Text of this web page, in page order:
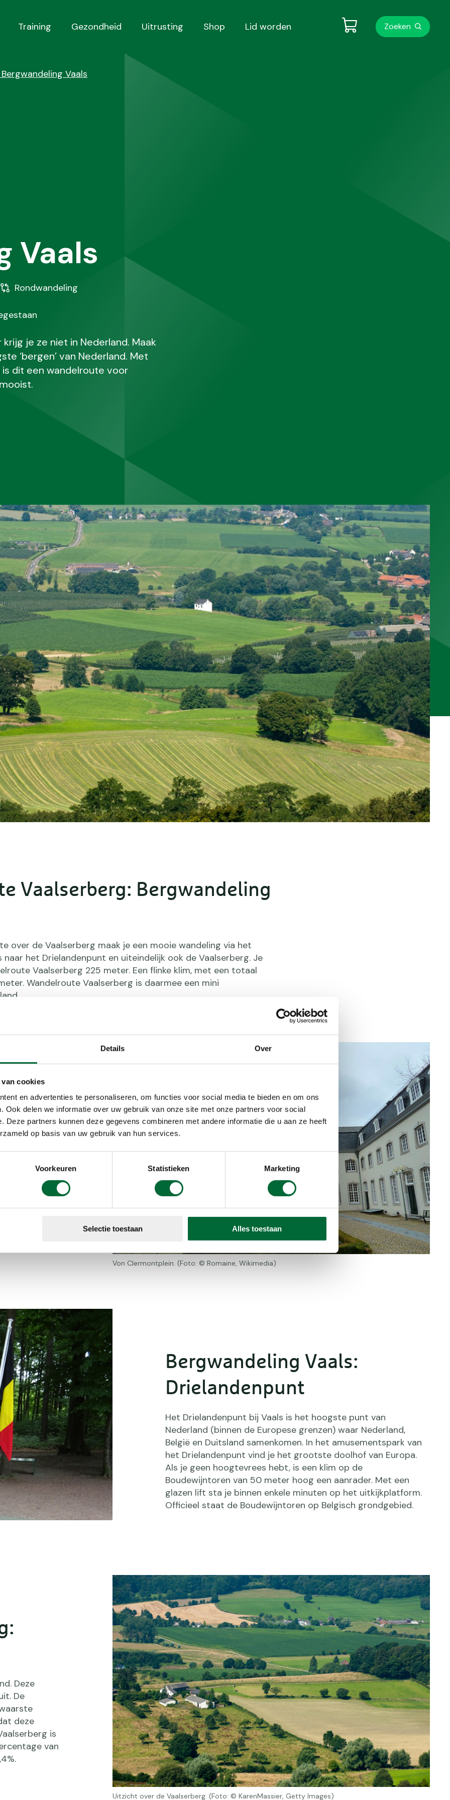
Details Over
cookies
en advertenties te personaliseren, om functies voor social media te bieden en om ons
Ook delen we informatie over uw gebruik van onze site met onze partners voor social
Deze partners kunnen deze gegevens combineren met andere informatie die u aan ze heeft
op basis van uw gebruik van hun services.
Voorkeuren Statistieken Marketing
Selectie toestaan Alles toestaan
Training Gezondheid Uitrusting Shop Lid worden Zoeken
Vaals
Vaals
SoortRondwandeling
je ze niet in Nederland. Maak
‘bergen’ van Nederland. Met
dit een wandelroute voor
Vaalserberg: Bergwandeling
over de Vaalserberg maak je een mooie wandeling via het
naar het Drielandenpunt en uiteindelijk ook de Vaalserberg. Je
Vaalserberg 225 meter. Een flinke klim, met een totaal
Wandelroute Vaalserberg is daarmee een mini
en de
zo mooi.
statige
kleurrijke
is een
Von Clermontplein. (Foto: © Romaine, Wikimedia)
Bergwandeling Vaals:
Drielandenpunt
Het Drielandenpunt bij Vaals is het hoogste punt van
Nederland (binnen de Europese grenzen) waar Nederland,
België en Duitsland samenkomen. In het amusementspark van
het Drielandenpunt vind je het grootste doolhof van Europa.
Als je geen hoogtevrees hebt, is een klim op de
Boudewijntoren van 50 meter hoog een aanrader. Met een
glazen lift sta je binnen enkele minuten op het uitkijkplatform.
Officieel staat de Boudewijntoren op Belgisch grondgebied.
Deze
De
deze
is
van
Uitzicht over de Vaalserberg. (Foto: © KarenMassier, Getty Images)